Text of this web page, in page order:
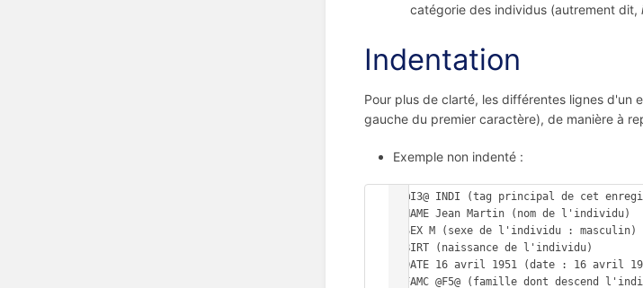
catégorie des individus (autrement dit,
Indentation
Pour plus de clarté, les différentes lignes d'un
gauche du premier caractère), de manière à
Exemple non indenté :
0 @I3@ INDI (tag principal de cet
1 NAME Jean Martin (nom de l'individu)
1 SEX M (sexe de l'individu : masculin)
1 BIRT (naissance de l'individu)
2 DATE 16 avril 1951 (date : 16 avril